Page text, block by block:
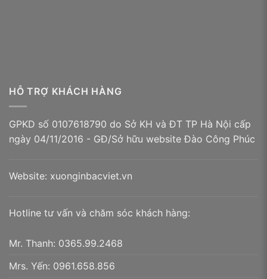
Bao lì xì Tết
HỖ TRỢ KHÁCH HÀNG
GPKD số 0107618790 do Sở KH và ĐT TP Hà Nội cấp
ngày 04/11/2016 - GĐ/Sở hữu website Đào Công Phúc
Website: xuonginbacviet.vn
Hotline tư vấn và chăm sóc khách hàng:
Mr. Thanh: 0365.99.2468
Mrs. Yến: 0961.658.856